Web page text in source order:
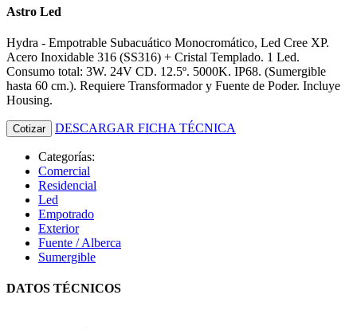
Astro Led
Hydra - Empotrable Subacuático Monocromático, Led Cree XP.
Acero Inoxidable 316 (SS316) + Cristal Templado. 1 Led.
Consumo total: 3W. 24V CD. 12.5º. 5000K. IP68. (Sumergible
hasta 60 cm.). Requiere Transformador y Fuente de Poder. Incluye
Housing.
Cotizar DESCARGAR FICHA TÉCNICA
Categorías:
Comercial
Residencial
Led
Empotrado
Exterior
Fuente / Alberca
Sumergible
DATOS TÉCNICOS